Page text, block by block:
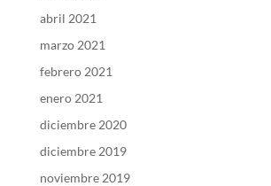
abril 2021
marzo 2021
febrero 2021
enero 2021
diciembre 2020
diciembre 2019
noviembre 2019